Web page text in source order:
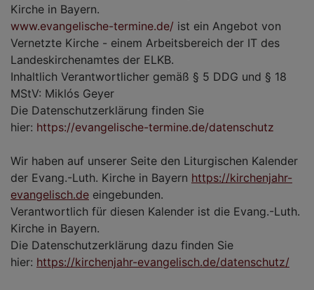
Kirche in Bayern.
www.evangelische-termine.de/ ist ein Angebot von
Vernetzte Kirche - einem Arbeitsbereich der IT des
Landeskirchenamtes der ELKB.
Inhaltlich Verantwortlicher gemäß § 5 DDG und § 18
MStV: Miklós Geyer
Die Datenschutzerklärung finden Sie
hier: https://evangelische-termine.de/datenschutz
Wir haben auf unserer Seite den Liturgischen Kalender
der Evang.-Luth. Kirche in Bayern https://kirchenjahr-
evangelisch.de eingebunden.
Verantwortlich für diesen Kalender ist die Evang.-Luth.
Kirche in Bayern.
Die Datenschutzerklärung dazu finden Sie
hier: https://kirchenjahr-evangelisch.de/datenschutz/